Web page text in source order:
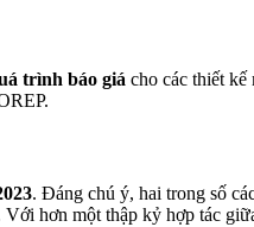
trình báo giá cho các thiết
. Đáng chú ý, hai trong số
hơn một thập kỷ hợp tác